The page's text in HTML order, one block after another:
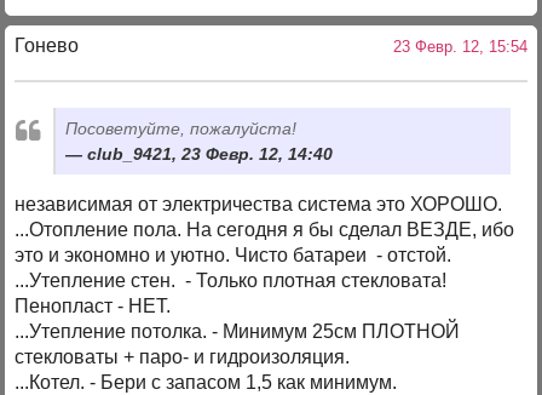
Гонево 23 Февр. 12, 15:54
Посоветуйте, пожалуйста!
club_9421, 23 Февр. 12, 14:40
независимая от электричества система это ХОРОШО.
...Отопление пола. На сегодня я бы сделал ВЕЗДЕ, ибо
это и экономно и уютно. Чисто батареи - отстой.
...Утепление стен. - Только плотная стекловата!
Пенопласт - НЕТ.
...Утепление потолка. - Минимум 25см ПЛОТНОЙ
стекловаты + паро- и гидроизоляция.
...Котел. - Бери с запасом 1,5 как минимум.